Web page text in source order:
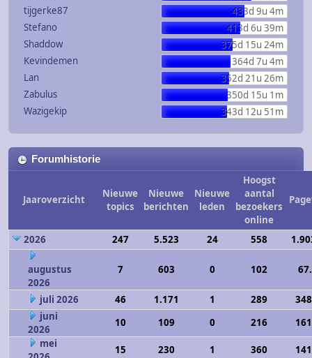
tijgerke87
433d 9u 4m
Stefano
413d 6u 39m
Shaddow
375d 15u 24m
Kevindemen
364d 7u 4m
Lan
352d 21u 26m
Zabulus
350d 15u 1m
Wazigekip
343d 12u 51m
Forumhistorie
Jaaroverzicht
Nieuwe
topics
Nieuwe
berichten
Nieuwe
leden
Hoogst
aantal
bezoekers
online
2026 247 5.523 24 558
augustus
2026
7 603 0 102
juli 2026 46 1.171 1 289
juni
2026
10 109 0 216
mei
15 230 1 360